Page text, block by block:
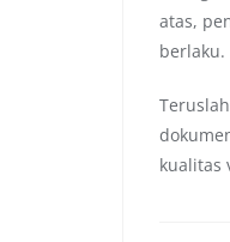
atas,
berlaku.
kualitas